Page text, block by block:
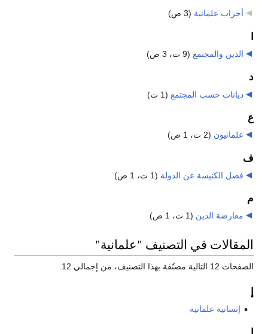
أحزاب علمانية (3 ص)
الدين والمجتمع (9 ت، 3 ص)
د
ديانات حسب المجتمع (1 ت)
ع
علمانيون (2 ت، 1 ص)
ف
فصل الكنيسة عن الدولة (1 ت، 1 ص)
م
معارضة الدين (1 ت، 1 ص)
المقالات في التصنيف "علمانية"
الصفحات 12 التالية مصنّفة بهذا التصنيف، من إجمالي 12.
إ
إنسانية علمانية